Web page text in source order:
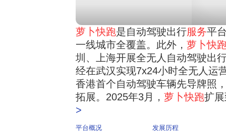
萝卜快跑是自动驾驶出行服务平
一线城市全覆盖。此外， 萝卜快
圳、上海开展全无人自动驾驶出
经在武汉实现7x24小时全无人运
香港首个自动驾驶车辆先导牌照
拓展。2025年3月， 萝卜快跑扩
>
平台概况
发展历程